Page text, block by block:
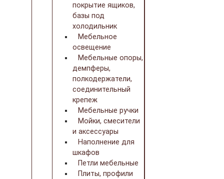
покрытие ящиков,
базы под
холодильник
Мебельное
освещение
Мебельные опоры,
демпферы,
полкодержатели,
соединительный
крепеж
Мебельные ручки
Мойки, смесители
и аксессуары
Наполнение для
шкафов
Петли мебельные
Плиты, профили